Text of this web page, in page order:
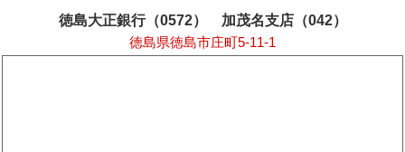
徳島大正銀行（0572） 加茂名支店（042）
徳島県徳島市庄町5-11-1